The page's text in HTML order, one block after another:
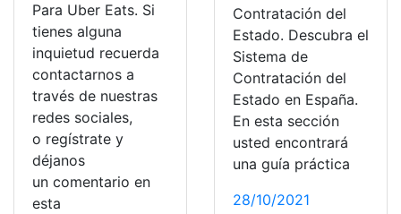
Para Uber Eats. Si
tienes alguna
inquietud recuerda
contactarnos a
través de nuestras
redes sociales,
o regístrate y
déjanos
un comentario en
esta
Contratación del
Estado. Descubra el
Sistema de
Contratación del
Estado en España.
En esta sección
usted encontrará
una guía práctica
28/10/2021